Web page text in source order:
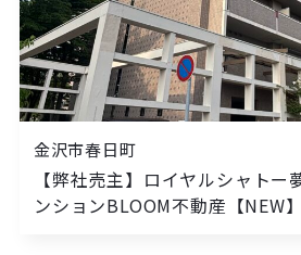
金沢市春日町
【弊社売主】ロイヤルシャト
ンションBLOOM不動産【NEW】